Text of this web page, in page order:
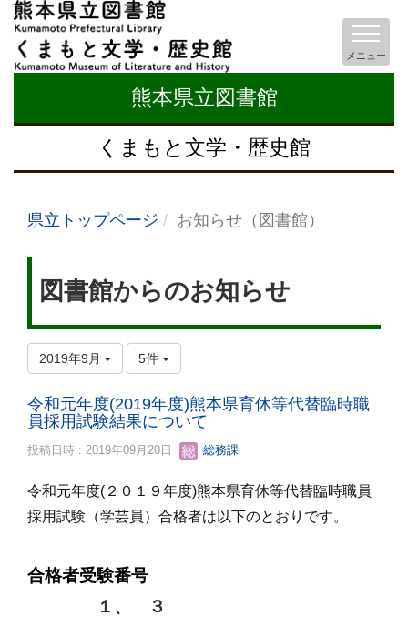
熊本県立図書館
くまもと文学・歴史館
メニュー
県立トップページ お知らせ（図書館）
図書館からのお知らせ
2019年9月 5件
令和元年度(2019年度)熊本県育休等代替臨時職
員採用試験結果について
投稿日時 : 2019年09月20日 総務課
令和元年度(２０１９年度)熊本県育休等代替臨時職員
採用試験（学芸員）合格者は以下のとおりです。
合格者受験番号
１、 ３